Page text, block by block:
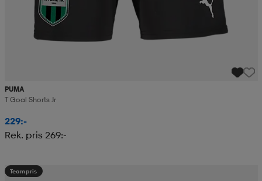
PUMA
T Goal Shorts Jr
229:-
Rek. pris 269:-
Teampris